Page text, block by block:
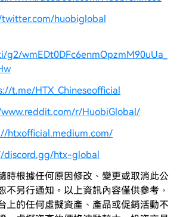
huobiglobal
wmEDt0DFc6enmOpzmM90uUa_
t.me/HTX_Chineseofficial
r/HuobiGlobal/
htxofficial.medium.com/
discord.gg/htx-global
時根據任何原因修改、變更或取消此公
不另行通知。以上資訊內容僅供參考，
上的任何虛擬資產、產品或促銷活動不